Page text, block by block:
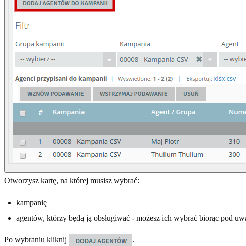
Otworzysz kartę, na której musisz wybrać:
kampanię
agentów, którzy będą ją obsługiwać - możesz ich wybrać biorąc pod
Po wybraniu kliknij .